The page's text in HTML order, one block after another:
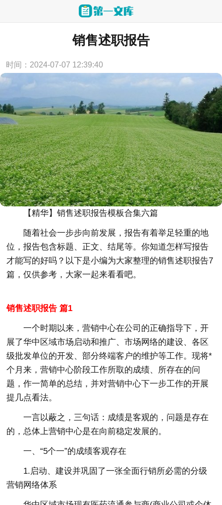
当前位置： 首页 > 述职报告
销售述职报告
时间：2024-07-07 12:39:40
【精华】销售述职报告模板合集六篇
随着社会一步步向前发展，报告有着举足轻重的地
位，报告包含标题、正文、结尾等。你知道怎样写报告
才能写的好吗？以下是小编为大家整理的销售述职报告7
篇，仅供参考，大家一起来看看吧。
销售述职报告 篇1
一个时期以来，营销中心在公司的正确指导下，开
展了华中区域市场启动和推广、市场网络的建设、各区
级批发单位的开发、部分终端客户的维护等工作。现将*
个月来，营销中心阶段工作所取的成绩、所存在的问
题，作一简单的总结 ，并对营销中心下一步工作的开展
提几点看法。
一言以蔽之，三句话：成绩是客观的，问题是存在
的，总体上营销中心是在向前稳定发展的。
一、“5个一”的成绩客观存在
1.启动、建设并巩固了一张全面行销所必需的分级
营销网络体系